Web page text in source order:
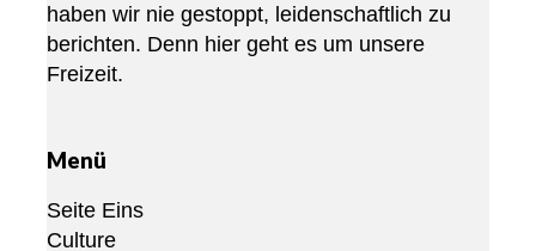
haben wir nie gestoppt, leidenschaftlich zu
berichten. Denn hier geht es um unsere
Freizeit.
Menü
Seite Eins
Culture